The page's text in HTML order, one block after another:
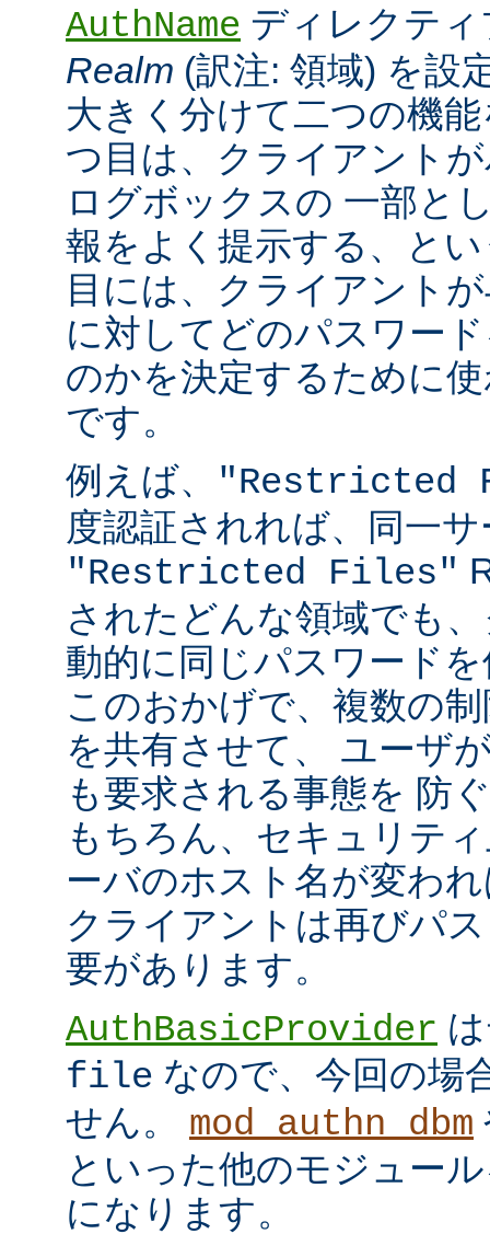
AuthName ディレクテ
Realm (訳注: 領域) を設
大きく分けて二つの機
つ目は、クライアント
ログボックスの 一部と
報をよく提示する、と
目には、クライアント
に対してどのパスワー
のかを決定するために
です。
例えば、
"Restricted
度認証されれば、同一
"Restricted Files"
されたどんな領域でも
動的に同じパスワード
このおかげで、複数の
を共有させて、 ユーザ
も要求される事態を 防
もちろん、セキュリテ
ーバのホスト名が変わ
クライアントは再びパ
要があります。
AuthBasicProvider
file なので、今回の場
せん。 mod_authn_dbm
といった他のモジュー
になります。